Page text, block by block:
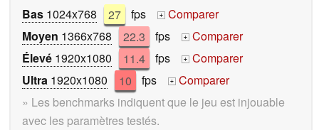
Bas 1024x768 27 fps +
Comparer
Moyen 1366x768 22.3 fps +
Comparer
Élevé 1920x1080 11.4 fps +
Comparer
Ultra 1920x1080 10 fps +
Comparer
» Les benchmarks indiquent que le jeu est injouable
avec les paramètres testés.